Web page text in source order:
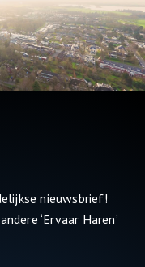
nieuwsbrief!
‘Ervaar Haren’